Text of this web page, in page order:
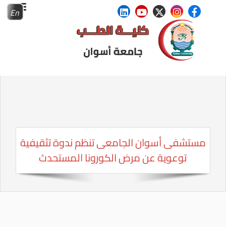
En
مستشفى أسوان الجامعى تنظم ندوة تثقيفية
توعوية عن مرض الكورونا المستحدث